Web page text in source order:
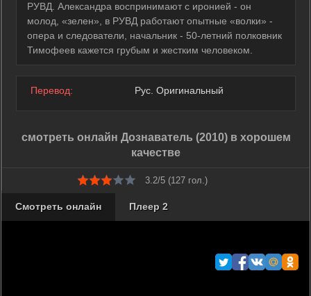
РУВД. Александра воспринимают с иронией - он
молод, «зелен», в РУВД работают опытные «волки» -
опера и следователи, начальник - 50-летний полковник
Тимофеев кажется грубым и жестким человеком.
Перевод: Рус. Оригинальный
смотреть онлайн Дознаватель (2010) в хорошем
качестве
3.2/5 (127гол.)
Смотреть онлайн Плеер 2